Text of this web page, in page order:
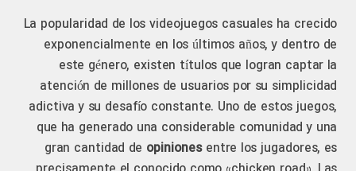
La popularidad de los videojuegos casuales ha crecido
exponencialmente en los últimos años, y dentro de
este género, existen títulos que logran captar la
atención de millones de usuarios por su simplicidad
adictiva y su desafío constante. Uno de estos juegos,
que ha generado una considerable comunidad y una
gran cantidad de opinionesentre los jugadores, es